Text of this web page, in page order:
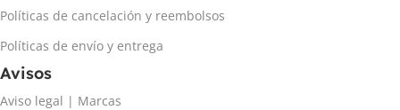
Políticas de cancelación y reembolsos
Políticas de envío y entrega
Avisos
Aviso legal | Marcas